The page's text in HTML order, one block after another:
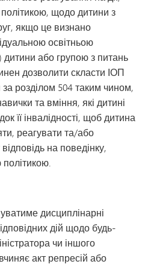
щодо дитини з
якщо це визнано
освітньою
або групою з питань
дозволити скласти ІОП
розділом 504 таким чином,
та вміння, які дитині
її інвалідності, щоб дитина
реагувати та/або
на поведінку,
дисциплінарні
дій щодо будь-
чи іншого
акт репресій або